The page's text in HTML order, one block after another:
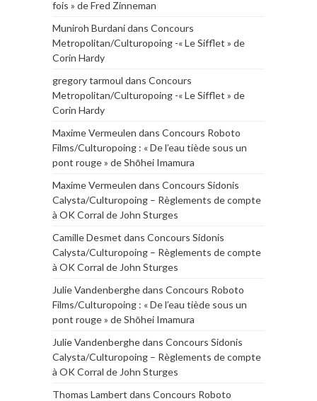
fois » de Fred Zinneman
Muniroh Burdanidans Concours
Metropolitan/Culturopoing -« Le Sifflet » de
Corin Hardy
gregory tarmoul dans Concours
Metropolitan/Culturopoing -« Le Sifflet » de
Corin Hardy
Maxime Vermeulen dans Concours Roboto
Films/Culturopoing : « De l’eau tiède sous un
pont rouge » de Shōhei Imamura
Maxime Vermeulen dans Concours Sidonis
Calysta/Culturopoing – Règlements de compte
à OK Corral de John Sturges
Camille Desmet dans Concours Sidonis
Calysta/Culturopoing – Règlements de compte
à OK Corral de John Sturges
Julie Vandenberghedans Concours Roboto
Films/Culturopoing : « De l’eau tiède sous un
pont rouge » de Shōhei Imamura
Julie Vandenberghedans Concours Sidonis
Calysta/Culturopoing – Règlements de compte
à OK Corral de John Sturges
Thomas Lambert dans Concours Roboto